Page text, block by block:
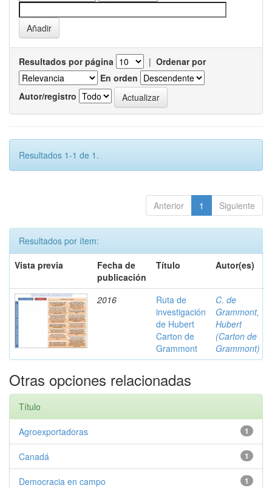
Resultados por página | Ordenar por
En orden
Autor/registro
Resultados 1-1 de 1.
Anterior 1 Siguiente
Resultados por ítem:
Vista previa
Fecha de
publicación
Título Autor(es)
2016
Ruta de
investigación
de Hubert
Carton de
Grammont
C. de
Grammont,
Hubert
(Carton de
Grammont)
Otras opciones relacionadas
Título
1
Agroexportadoras
1
Canadá
1
Democracia en campo